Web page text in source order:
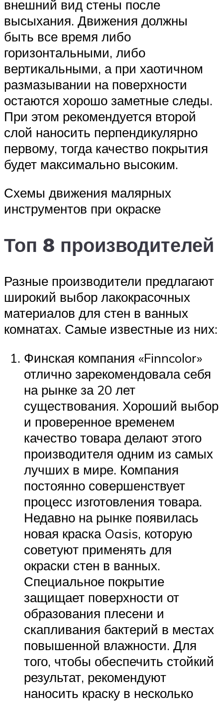
внешний вид стены после
высыхания. Движения должны
быть все время либо
горизонтальными, либо
вертикальными, а при хаотичном
размазывании на поверхности
остаются хорошо заметные следы.
При этом рекомендуется второй
слой наносить перпендикулярно
первому, тогда качество покрытия
будет максимально высоким.
Схемы движения малярных
инструментов при окраске
Топ 8 производителей
Разные производители предлагают
широкий выбор лакокрасочных
материалов для стен в ванных
комнатах. Самые известные из них:
Финская компания «Finncolor»
отлично зарекомендовала себя
на рынке за 20 лет
существования. Хороший выбор
и проверенное временем
качество товара делают этого
производителя одним из самых
лучших в мире. Компания
постоянно совершенствует
процесс изготовления товара.
Недавно на рынке появилась
новая краска Oasis, которую
советуют применять для
окраски стен в ванных.
Специальное покрытие
защищает поверхности от
образования плесени и
скапливания бактерий в местах
повышенной влажности. Для
того, чтобы обеспечить стойкий
результат, рекомендуют
наносить краску в несколько